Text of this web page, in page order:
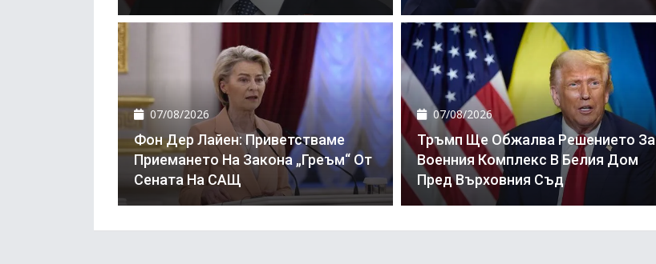
07/08/2026
Фон Дер Лайен: Приветстваме
Приемането На Закона „Греъм“ От
Сената На САЩ
07/08/2026
Тръмп Ще Обжалва Решението За
Военния Комплекс В Белия Дом
Пред Върховния Съд